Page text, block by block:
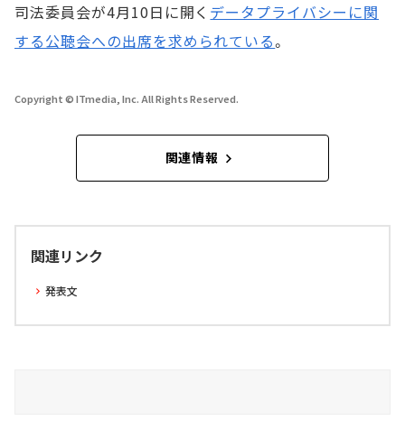
司法委員会が4月10日に開く データプライバシーに関
する公聴会への出席を求められている。
Copyright © ITmedia, Inc. All Rights Reserved.
関連情報
関連リンク
発表文